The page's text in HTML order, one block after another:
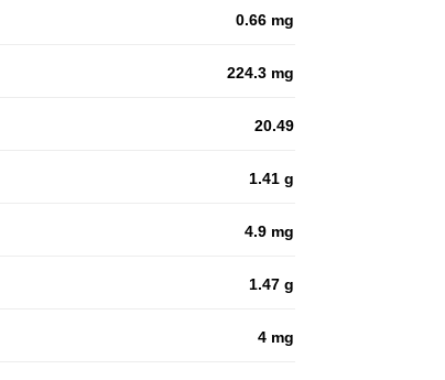
0.66 mg
224.3 mg
20.49
1.41 g
4.9 mg
1.47 g
4 mg